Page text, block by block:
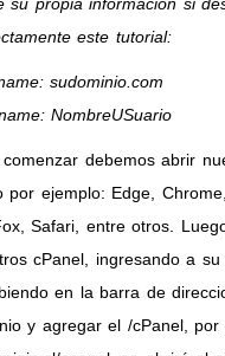
este tutorial:
sudominio.com
NombreUSuario
comenzar debemos abrir
por ejemplo: Edge,
Safari, entre otros.
cPanel, ingresando a
en la barra de
y agregar el /cPanel, por